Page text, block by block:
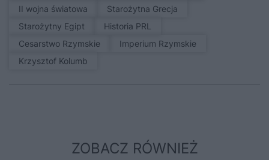
II wojna światowa
Starożytna Grecja
Starożytny Egipt
Historia PRL
Cesarstwo Rzymskie
Imperium Rzymskie
Krzysztof Kolumb
ZOBACZ RÓWNIEŻ